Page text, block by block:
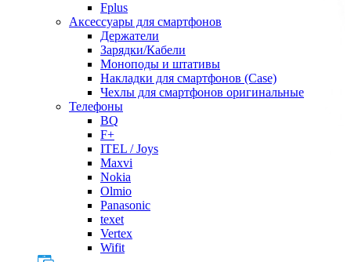
Fplus
Аксессуары для смартфонов
Держатели
Зарядки/Кабели
Моноподы и штативы
Накладки для смартфонов (Case)
Чехлы для смартфонов оригинальные
Телефоны
BQ
F+
ITEL / Joys
Maxvi
Nokia
Olmio
Panasonic
texet
Vertex
Wifit